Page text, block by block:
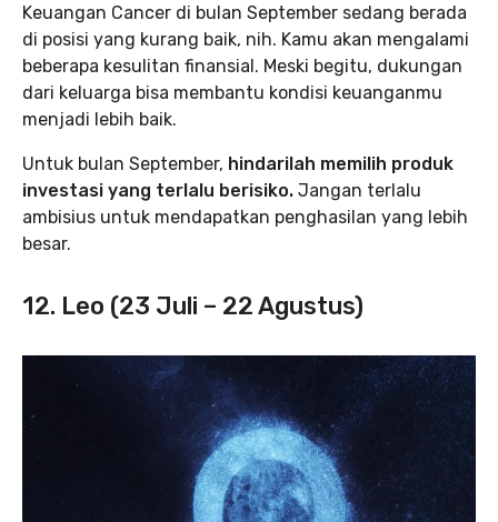
Keuangan Cancer di bulan September sedang berada
di posisi yang kurang baik, nih. Kamu akan mengalami
beberapa kesulitan finansial. Meski begitu, dukungan
dari keluarga bisa membantu kondisi keuanganmu
menjadi lebih baik.
Untuk bulan September, hindarilah memilih produk
investasi yang terlalu berisiko. Jangan terlalu
ambisius untuk mendapatkan penghasilan yang lebih
besar.
12. Leo (23 Juli – 22 Agustus)